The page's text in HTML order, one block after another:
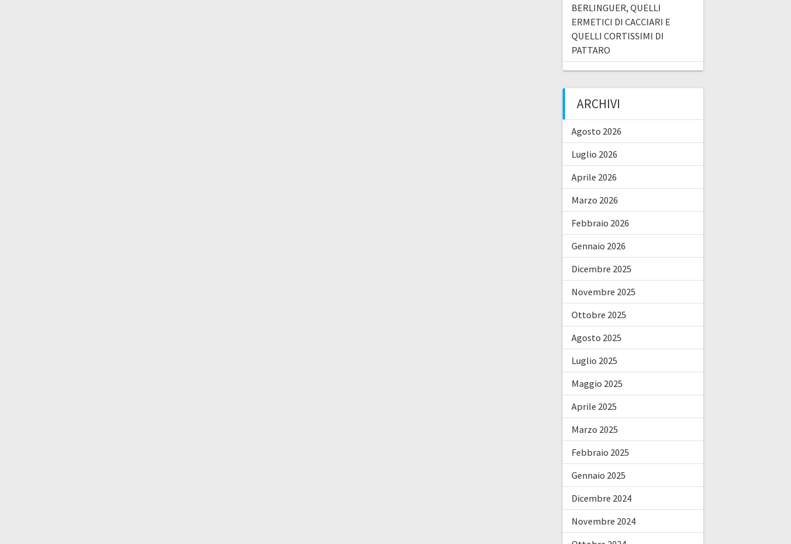
BERLINGUER, QUELLI
ERMETICI DI CACCIARI E
QUELLI CORTISSIMI DI
PATTARO
ARCHIVI
Agosto 2026
Luglio 2026
Aprile 2026
Marzo 2026
Febbraio 2026
Gennaio 2026
Dicembre 2025
Novembre 2025
Ottobre 2025
Agosto 2025
Luglio 2025
Maggio 2025
Aprile 2025
Marzo 2025
Febbraio 2025
Gennaio 2025
Dicembre 2024
Novembre 2024